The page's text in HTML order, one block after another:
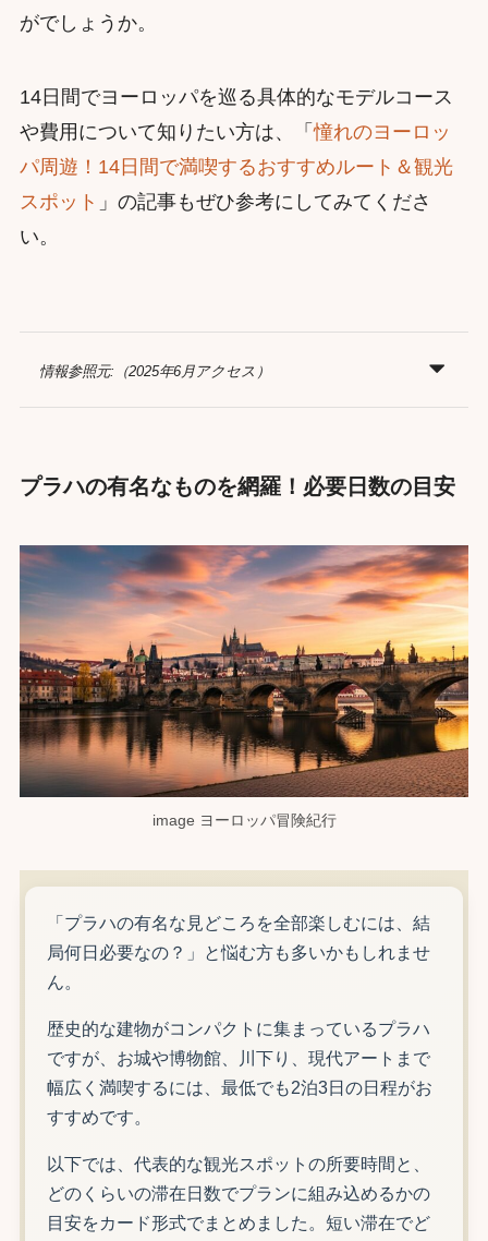
がでしょうか。
14日間でヨーロッパを巡る具体的なモデルコース
や費用について知りたい方は、「憧れのヨーロッ
パ周遊！14日間で満喫するおすすめルート＆観光
スポット 」の記事もぜひ参考にしてみてくださ
い。
情報参照元:（2025年6月アクセス）
プラハの有名なものを網羅！必要日数の目安
image ヨーロッパ冒険紀行
「プラハの有名な見どころを全部楽しむには、結
局何日必要なの？」と悩む方も多いかもしれませ
ん。
歴史的な建物がコンパクトに集まっているプラハ
ですが、お城や博物館、川下り、現代アートまで
幅広く満喫するには、最低でも2泊3日の日程がお
すすめです。
以下では、代表的な観光スポットの所要時間と、
どのくらいの滞在日数でプランに組み込めるかの
目安をカード形式でまとめました。短い滞在でど